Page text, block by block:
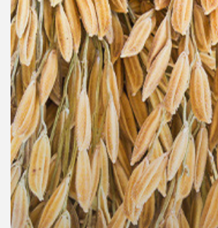
บทความ
ข่าว
และ
กิจกรรม
เกี่ยว
กับ
เรา